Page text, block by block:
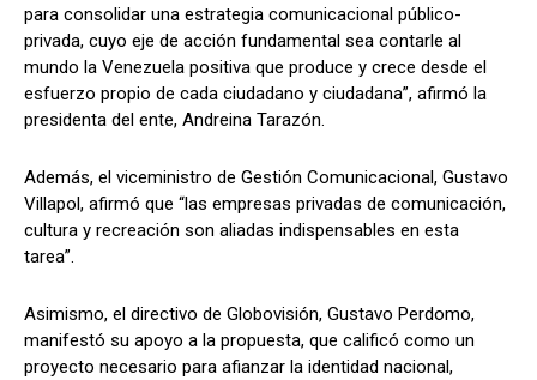
para consolidar una estrategia comunicacional público-
privada, cuyo eje de acción fundamental sea contarle al
mundo la Venezuela positiva que produce y crece desde el
esfuerzo propio de cada ciudadano y ciudadana”, afirmó la
presidenta del ente, Andreina Tarazón.
Además, el viceministro de Gestión Comunicacional, Gustavo
Villapol, afirmó que “las empresas privadas de comunicación,
cultura y recreación son aliadas indispensables en esta
tarea”.
Asimismo, el directivo de Globovisión, Gustavo Perdomo,
manifestó su apoyo a la propuesta, que calificó como un
proyecto necesario para afianzar la identidad nacional,